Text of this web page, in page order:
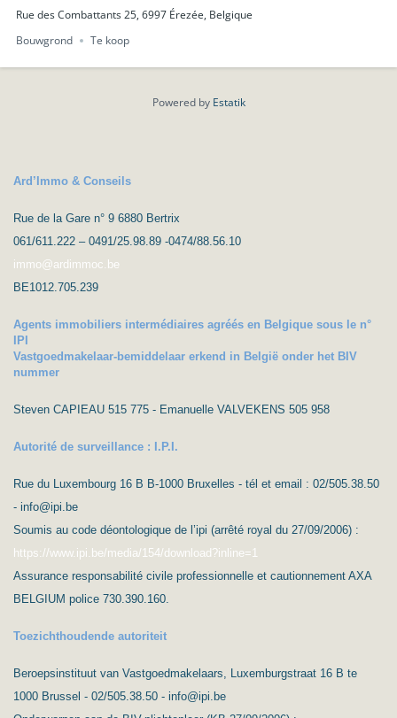
Rue des Combattants 25, 6997 Érezée, Belgique
Bouwgrond
Te koop
Powered by Estatik
Ard’Immo & Conseils
Rue de la Gare n° 9 6880 Bertrix
061/611.222 – 0491/25.98.89 -0474/88.56.10
immo@ardimmoc.be
BE1012.705.239
Agents immobiliers intermédiaires agréés en Belgique sous le n°
IPI
Vastgoedmakelaar-bemiddelaar erkend in België onder het BIV
nummer
Steven CAPIEAU 515 775 - Emanuelle VALVEKENS 505 958
Autorité de surveillance : I.P.I.
Rue du Luxembourg 16 B B-1000 Bruxelles - tél et email : 02/505.38.50
- info@ipi.be
Soumis au code déontologique de l’ipi (arrêté royal du 27/09/2006) :
https://www.ipi.be/media/154/download?inline=1
Assurance responsabilité civile professionnelle et cautionnement AXA
BELGIUM police 730.390.160.
Toezichthoudende autoriteit
Beroepsinstituut van Vastgoedmakelaars, Luxemburgstraat 16 B te
1000 Brussel - 02/505.38.50 - info@ipi.be